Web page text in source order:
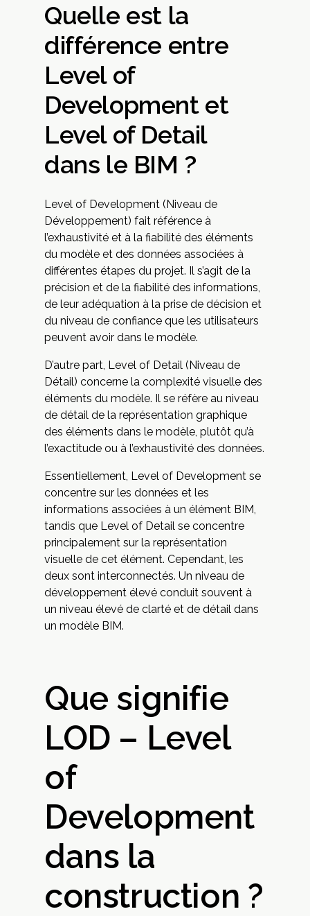
Quelle est la
différence entre
Level of
Development et
Level of Detail
dans le BIM ?
Level of Development (Niveau de
Développement) fait référence à
l’exhaustivité et à la fiabilité des éléments
du modèle et des données associées à
différentes étapes du projet. Il s’agit de la
précision et de la fiabilité des informations,
de leur adéquation à la prise de décision et
du niveau de confiance que les utilisateurs
peuvent avoir dans le modèle.
D’autre part, Level of Detail (Niveau de
Détail) concerne la complexité visuelle des
éléments du modèle. Il se réfère au niveau
de détail de la représentation graphique
des éléments dans le modèle, plutôt qu’à
l’exactitude ou à l’exhaustivité des données.
Essentiellement, Level of Development se
concentre sur les données et les
informations associées à un élément BIM,
tandis que Level of Detail se concentre
principalement sur la représentation
visuelle de cet élément. Cependant, les
deux sont interconnectés. Un niveau de
développement élevé conduit souvent à
un niveau élevé de clarté et de détail dans
un modèle BIM.
Que signifie
LOD – Level
of
Development
dans la
construction ?